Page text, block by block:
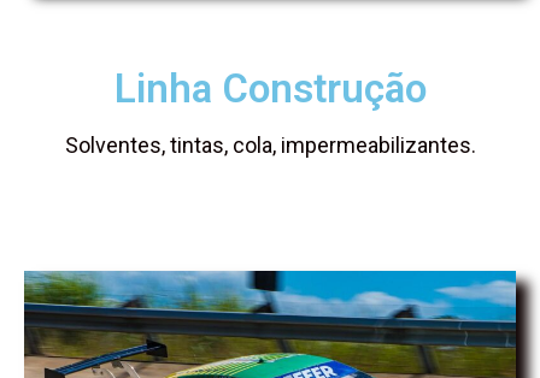
Linha Construção
Solventes, tintas, cola, impermeabilizantes.